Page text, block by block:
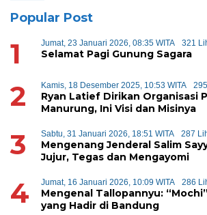
Popular Post
1 Jumat, 23 Januari 2026, 08:35 WITA 321
Selamat Pagi Gunung Sagara
2 Kamis, 18 Desember 2025, 10:53 WITA
Ryan Latief Dirikan Organisasi
Manurung, Ini Visi dan Misinya
3 Sabtu, 31 Januari 2026, 18:51 WITA 287
Mengenang Jenderal Salim
Jujur, Tegas dan Mengayomi
4 Jumat, 16 Januari 2026, 10:09 WITA 286
Mengenal Tallopannyu:
yang Hadir di Bandung